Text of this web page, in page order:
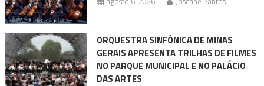
ORQUESTRA SINFÔNICA DE MINAS
GERAIS APRESENTA TRILHAS DE FILMES
NO PARQUE MUNICIPAL E NO PALÁCIO
DAS ARTES